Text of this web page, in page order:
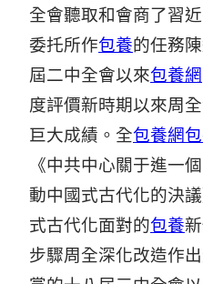
全會聽取和會商了習
委托所作包養的任務
屆二中全會以來包養網
度評價新時期以來周
巨大成績。全包養網
《中共中心關于進一
動中國式古代化的決
式古代化面對的包養
步驟周全深化改造作